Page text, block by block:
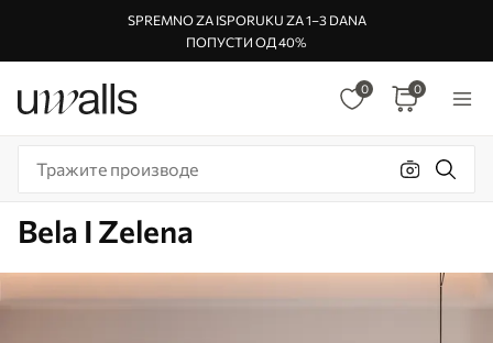
SPREMNO ZA ISPORUKU ZA 1–3 DANA
ПОПУСТИ ОД 40%
0 0
Bela I Zelena